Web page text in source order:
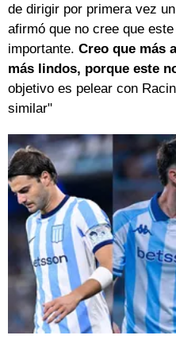
de dirigir por primera vez
afirmó que no cree que
importante. Creo que más
más lindos, porque este
objetivo es pelear con
similar"